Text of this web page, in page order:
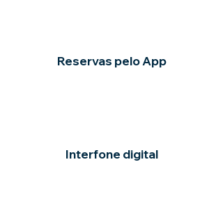
Reservas pelo App
Interfone digital